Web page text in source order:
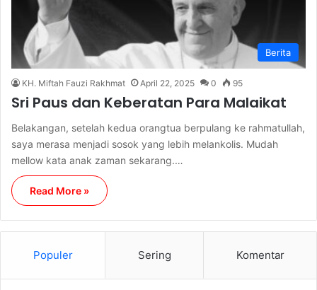
Berita
KH. Miftah Fauzi Rakhmat April 22, 2025 0 95
Sri Paus dan Keberatan Para Malaikat
Belakangan, setelah kedua orangtua berpulang ke rahmatullah,
saya merasa menjadi sosok yang lebih melankolis. Mudah
mellow kata anak zaman sekarang.…
Read More »
Populer Sering Komentar